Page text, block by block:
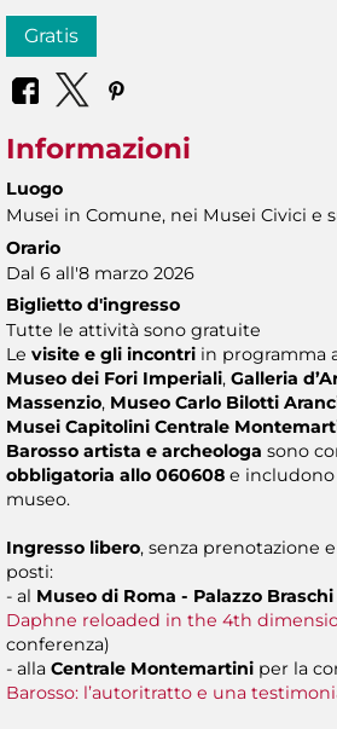
Gratis
Informazioni
Luogo
Musei in Comune, nei Musei Civici e
Orario
Dal 6 all'8 marzo 2026
Biglietto d'ingresso
Tutte le attività sono gratuite
Le visite e gli incontri in programma
Museo dei Fori Imperiali, Galleria
Massenzio, Museo Carlo Bilotti
Musei Capitolini Centrale
Barosso artista e archeologa sono
obbligatoria allo 060608 e includono
museo.
Ingresso libero, senza prenotazione
posti:
- al Museo di Roma - Palazzo Braschi
Daphne reloaded in the 4th
conferenza)
- alla Centrale Montemartini per la
Barosso: l’autoritratto e una